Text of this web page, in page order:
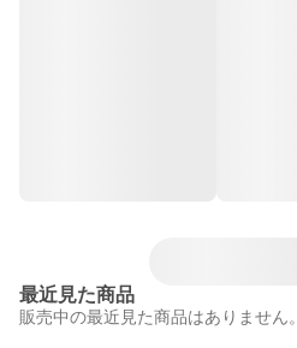
最近見た商品
販売中の最近見た商品はありません。